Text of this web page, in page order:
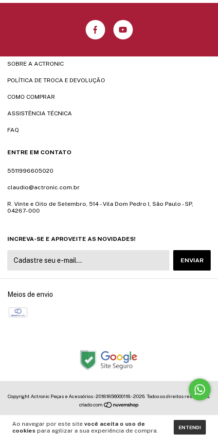
Ao navegar por este site você aceita o uso de
cookies para agilizar a sua experiência de compra. ENTENDI
SOBRE A ACTRONIC
POLÍTICA DE TROCA E DEVOLUÇÃO
COMO COMPRAR
ASSISTÊNCIA TÉCNICA
FAQ
ENTRE EM CONTATO
5511996605020
claudio@actronic.com.br
R. Vinte e Oito de Setembro, 514 - Vila Dom Pedro I, São Paulo - SP,
04267-000
INCREVA-SE E APROVEITE AS NOVIDADES!
Meios de envio
Copyright Actronic Peças e Acessórios - 20181856000118 - 2026. Todos os direitos reservados.